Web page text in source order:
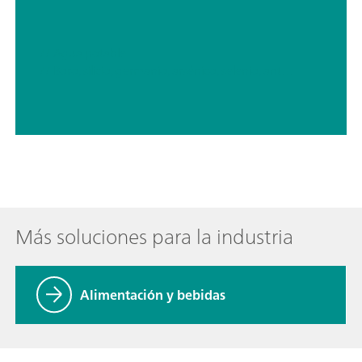
Más soluciones para la industria
Alimentación y bebidas